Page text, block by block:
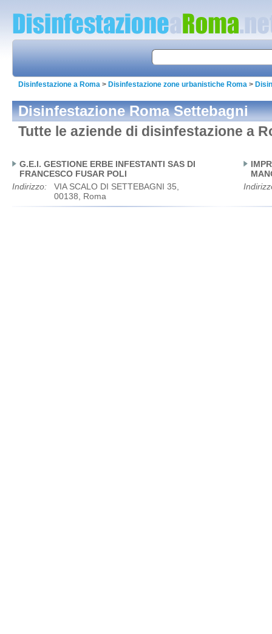
Disinfestazione a Roma > Disinfestazione zone urbanistiche Roma >
Disinfestazione Roma Settebagni
Tutte le aziende di disinfestazione a
G.E.I. GESTIONE ERBE INFESTANTI SAS DI
FRANCESCO FUSAR POLI
Indirizzo:
VIA SCALO DI SETTEBAGNI 35,
00138, Roma